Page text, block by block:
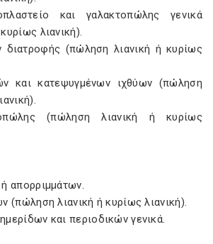
και γαλακτοπώλης γενικά
λιανική).
διατροφής (πώληση λιανική ή κυρίως
και κατεψυγμένων ιχθύων (πώληση
(πώληση λιανική ή κυρίως
απορριμμάτων.
(πώληση λιανική ή κυρίως λιανική).
και περιοδικών γενικά.